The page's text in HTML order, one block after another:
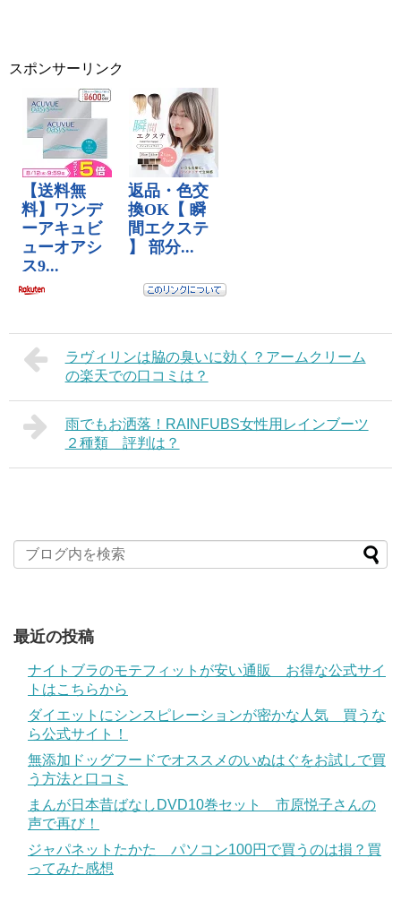
スポンサーリンク
ラヴィリンは脇の臭いに効く？アームクリーム
の楽天での口コミは？
雨でもお洒落！RAINFUBS女性用レインブーツ
２種類 評判は？
最近の投稿
ナイトブラのモテフィットが安い通販 お得な公式サイ
トはこちらから
ダイエットにシンスピレーションが密かな人気 買うな
ら公式サイト！
無添加ドッグフードでオススメのいぬはぐをお試しで買
う方法と口コミ
まんが日本昔ばなしDVD10巻セット 市原悦子さんの
声で再び！
ジャパネットたかた パソコン100円で買うのは損？買
ってみた感想